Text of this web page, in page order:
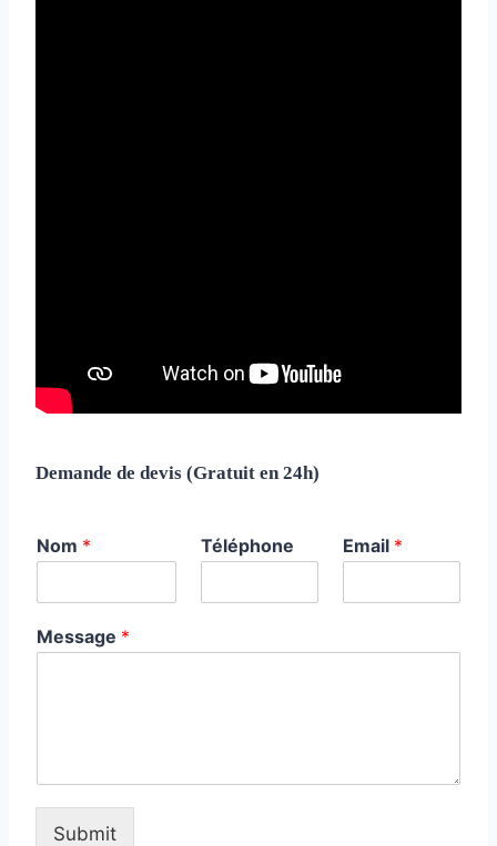
Demande de devis (Gratuit en 24h)
Nom * Téléphone Email *
Message *
Submit